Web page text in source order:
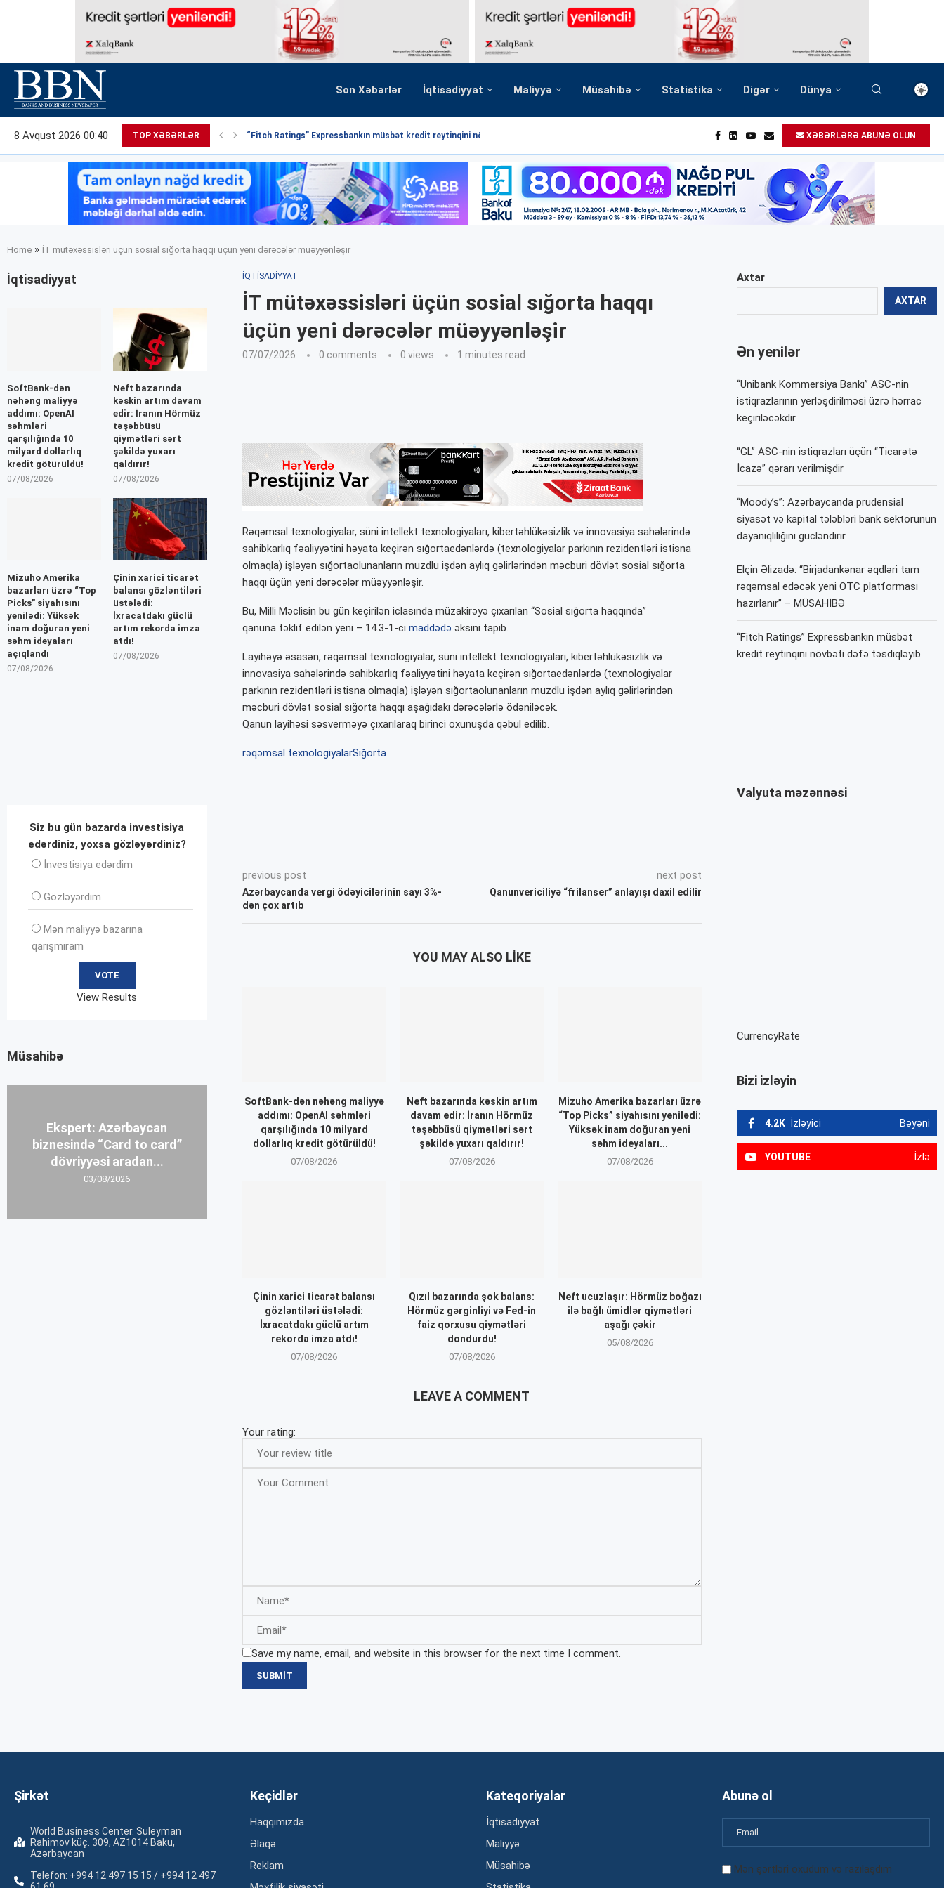
Son Xəbərlər İqtisadiyyat Maliyyə Müsahibə Statistika Digər Dünya
8 Avqust 2026 00:40 TOP XƏBƏRLƏR “Fitch Ratings” Expressbankın müsbət kredit reytinqini növbəti dəfə... XƏBƏRLƏRƏ ABUNƏ OLUN
Home » İT mütəxəssisləri üçün sosial sığorta haqqı üçün yeni dərəcələr müəyyənləşir
İQTISADIYYAT
İT mütəxəssisləri üçün sosial sığorta haqqı
üçün yeni dərəcələr müəyyənləşir
07/07/2026 0 comments 0 views 1 minutes read
Rəqəmsal texnologiyalar, süni intellekt texnologiyaları, kibertəhlükəsizlik və innovasiya sahələrində
sahibkarlıq fəaliyyətini həyata keçirən sığortaedənlərdə (texnologiyalar parkının rezidentləri istisna
olmaqla) işləyən sığortaolunanların muzdlu işdən aylıq gəlirlərindən məcburi dövlət sosial sığorta
haqqı üçün yeni dərəcələr müəyyənləşir.
Bu, Milli Məclisin bu gün keçirilən iclasında müzakirəyə çıxarılan “Sosial sığorta haqqında”
qanuna təklif edilən yeni – 14.3-1-ci maddədə əksini tapıb.
Layihəyə əsasən, rəqəmsal texnologiyalar, süni intellekt texnologiyaları, kibertəhlükəsizlik və
innovasiya sahələrində sahibkarlıq fəaliyyətini həyata keçirən sığortaedənlərdə (texnologiyalar
parkının rezidentləri istisna olmaqla) işləyən sığortaolunanların muzdlu işdən aylıq gəlirlərindən
məcburi dövlət sosial sığorta haqqı aşağıdakı dərəcələrlə ödəniləcək.
Qanun layihəsi səsverməyə çıxarılaraq birinci oxunuşda qəbul edilib.
rəqəmsal texnologiyalarSığorta
previous post
Azərbaycanda vergi ödəyicilərinin sayı 3%-
dən çox artıb
next post
Qanunvericiliyə “frilanser” anlayışı daxil edilir
YOU MAY ALSO LIKE
SoftBank-dən nəhəng maliyyə
addımı: OpenAI səhmləri
qarşılığında 10 milyard
dollarlıq kredit götürüldü!
07/08/2026
Neft bazarında kəskin artım
davam edir: İranın Hörmüz
təşəbbüsü qiymətləri sərt
şəkildə yuxarı qaldırır!
07/08/2026
Mizuho Amerika bazarları üzrə
“Top Picks” siyahısını yenilədi:
Yüksək inam doğuran yeni
səhm ideyaları...
07/08/2026
Çinin xarici ticarət balansı
gözləntiləri üstələdi:
İxracatdakı güclü artım
rekorda imza atdı!
07/08/2026
Qızıl bazarında şok balans:
Hörmüz gərginliyi və Fed-in
faiz qorxusu qiymətləri
dondurdu!
07/08/2026
Neft ucuzlaşır: Hörmüz boğazı
ilə bağlı ümidlər qiymətləri
aşağı çəkir
05/08/2026
LEAVE A COMMENT
Your rating:
Save my name, email, and website in this browser for the next time I comment.
Axtar
AXTAR
Ən yenilər
“Unibank Kommersiya Bankı” ASC-nin
istiqrazlarının yerləşdirilməsi üzrə hərrac
keçiriləcəkdir
“GL” ASC-nin istiqrazları üçün “Ticarətə
İcazə” qərarı verilmişdir
“Moody’s”: Azərbaycanda prudensial
siyasət və kapital tələbləri bank sektorunun
dayanıqlılığını gücləndirir
Elçin Əlizadə: “Birjadankənar əqdləri tam
rəqəmsal edəcək yeni OTC platforması
hazırlanır” – MÜSAHİBƏ
“Fitch Ratings” Expressbankın müsbət
kredit reytinqini növbəti dəfə təsdiqləyib
Valyuta məzənnəsi
CurrencyRate
Bizi izləyin
4.2K İzləyici Bəyəni
YOUTUBE İzlə
İqtisadiyyat
SoftBank-dən
nəhəng maliyyə
addımı: OpenAI
səhmləri
qarşılığında 10
milyard dollarlıq
kredit götürüldü!
07/08/2026
Neft bazarında
kəskin artım davam
edir: İranın Hörmüz
təşəbbüsü
qiymətləri sərt
şəkildə yuxarı
qaldırır!
07/08/2026
Mizuho Amerika
bazarları üzrə “Top
Picks” siyahısını
yenilədi: Yüksək
inam doğuran yeni
səhm ideyaları
açıqlandı
07/08/2026
Çinin xarici ticarət
balansı gözləntiləri
üstələdi:
İxracatdakı güclü
artım rekorda imza
atdı!
07/08/2026
Siz bu gün bazarda investisiya
edərdiniz, yoxsa gözləyərdiniz?
İnvеstisiya edərdim
Gözləyərdim
Mən maliyyə bazarına
qarışmıram
View Results
Müsahibə
Ekspert: Azərbaycan
biznesində “Card to card”
dövriyyəsi aradan...
03/08/2026
Şirkət
World Business Center. Suleyman
Rahimov küç. 309, AZ1014 Baku,
Azərbaycan
Telefon: +994 12 497 15 15 / +994 12 497
Keçidlər
Haqqımızda
Əlaqə
Reklam
Kateqoriyalar
İqtisadiyyat
Maliyyə
Müsahibə
Abunə ol
Mən şərtləri oxudum və razılaşdım